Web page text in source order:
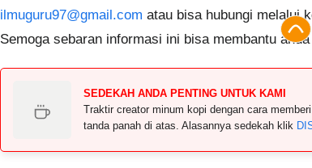
ilmuguru97@gmail.com atau bisa hubungi melalui
Semoga sebaran informasi ini bisa membantu
SEDEKAH ANDA PENTING UNTUK KAMI
Traktir creator minum kopi dengan cara
tanda panah di atas. Alasannya sedekah klik